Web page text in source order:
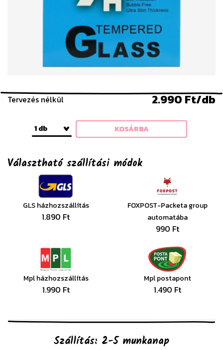
Tervezés nélkül 2.990 Ft/db
1 db KOSÁRBA
Választható szállítási módok
GLS házhozszállítás
1.890 Ft
FOXPOST-Packeta group
automatába
990 Ft
Mpl házhozszállítás
1.990 Ft
Mpl postapont
1.490 Ft
Szállítás: 2-5 munkanap